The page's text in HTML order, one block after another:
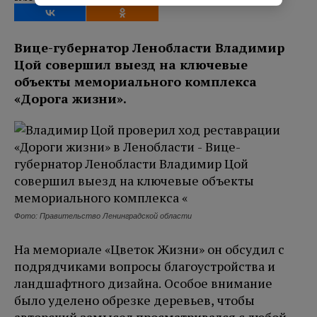
Вице-губернатор Ленобласти Владимир
Цой совершил выезд на ключевые
объекты мемориального комплекса
«Дорога жизни».
Фото: Правительство Ленинградской области
На мемориале «Цветок Жизни» он обсудил с
подрядчиками вопросы благоустройства и
ландшафтного дизайна. Особое внимание
было уделено обрезке деревьев, чтобы